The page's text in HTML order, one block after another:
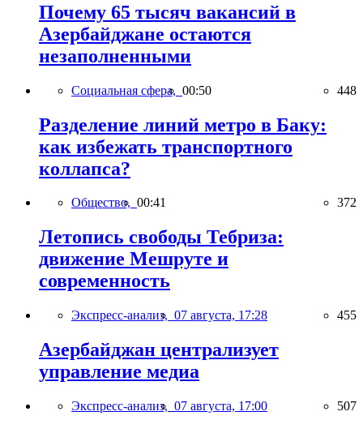
Почему 65 тысяч вакансий в
Азербайджане остаются
незаполненными
Социальная сфера, 00:50 448
Разделение линий метро в Баку:
как избежать транспортного
коллапса?
Общество, 00:41 372
Летопись свободы Тебриза:
движение Мешруте и
современность
Экспресс-анализ, 07 августа, 17:28 455
Азербайджан централизует
управление медиа
Экспресс-анализ, 07 августа, 17:00 507